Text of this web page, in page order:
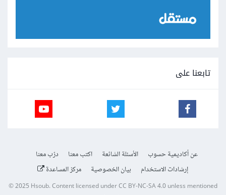
تابعنا على
عن أكاديمية حسوب الأسئلة الشائعة اكتب معنا
درّب معنا
إرشادات الاستخدام
بيان الخصوصية مركز المساعدة
© 2025Hsoub.Content licensed underCC BY-NC-SA 4.0unless mentioned